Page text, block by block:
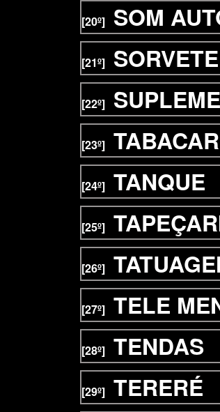
[20º] SOM
[21º]
[22º]
[23º]
[24º] TANQUE
[25º]
[26º]
[27º] TELE
[28º] TENDAS
[29º] TERERÉ